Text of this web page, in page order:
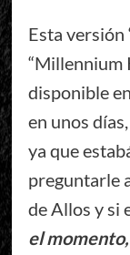
Esta versión
“Millennium
disponible
en unos
ya que
preguntarle
de Allos y si
el